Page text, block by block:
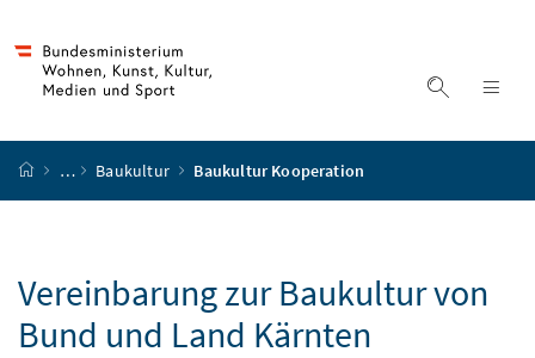
Suche
Startseite
… Baukultur Baukultur Kooperation
Vereinbarung zur Baukultur von
Bund und Land Kärnten